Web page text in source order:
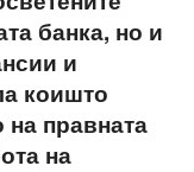
банка, но и
и
коишто
на правната
на